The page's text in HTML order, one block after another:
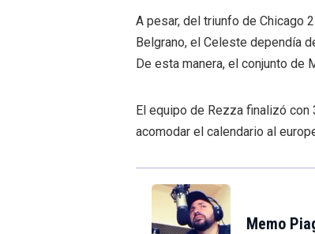
A pesar, del triunfo de Chicago
Belgrano, el Celeste dependía
De esta manera, el conjunto de
El equipo de Rezza finalizó
acomodar el calendario al
Memo